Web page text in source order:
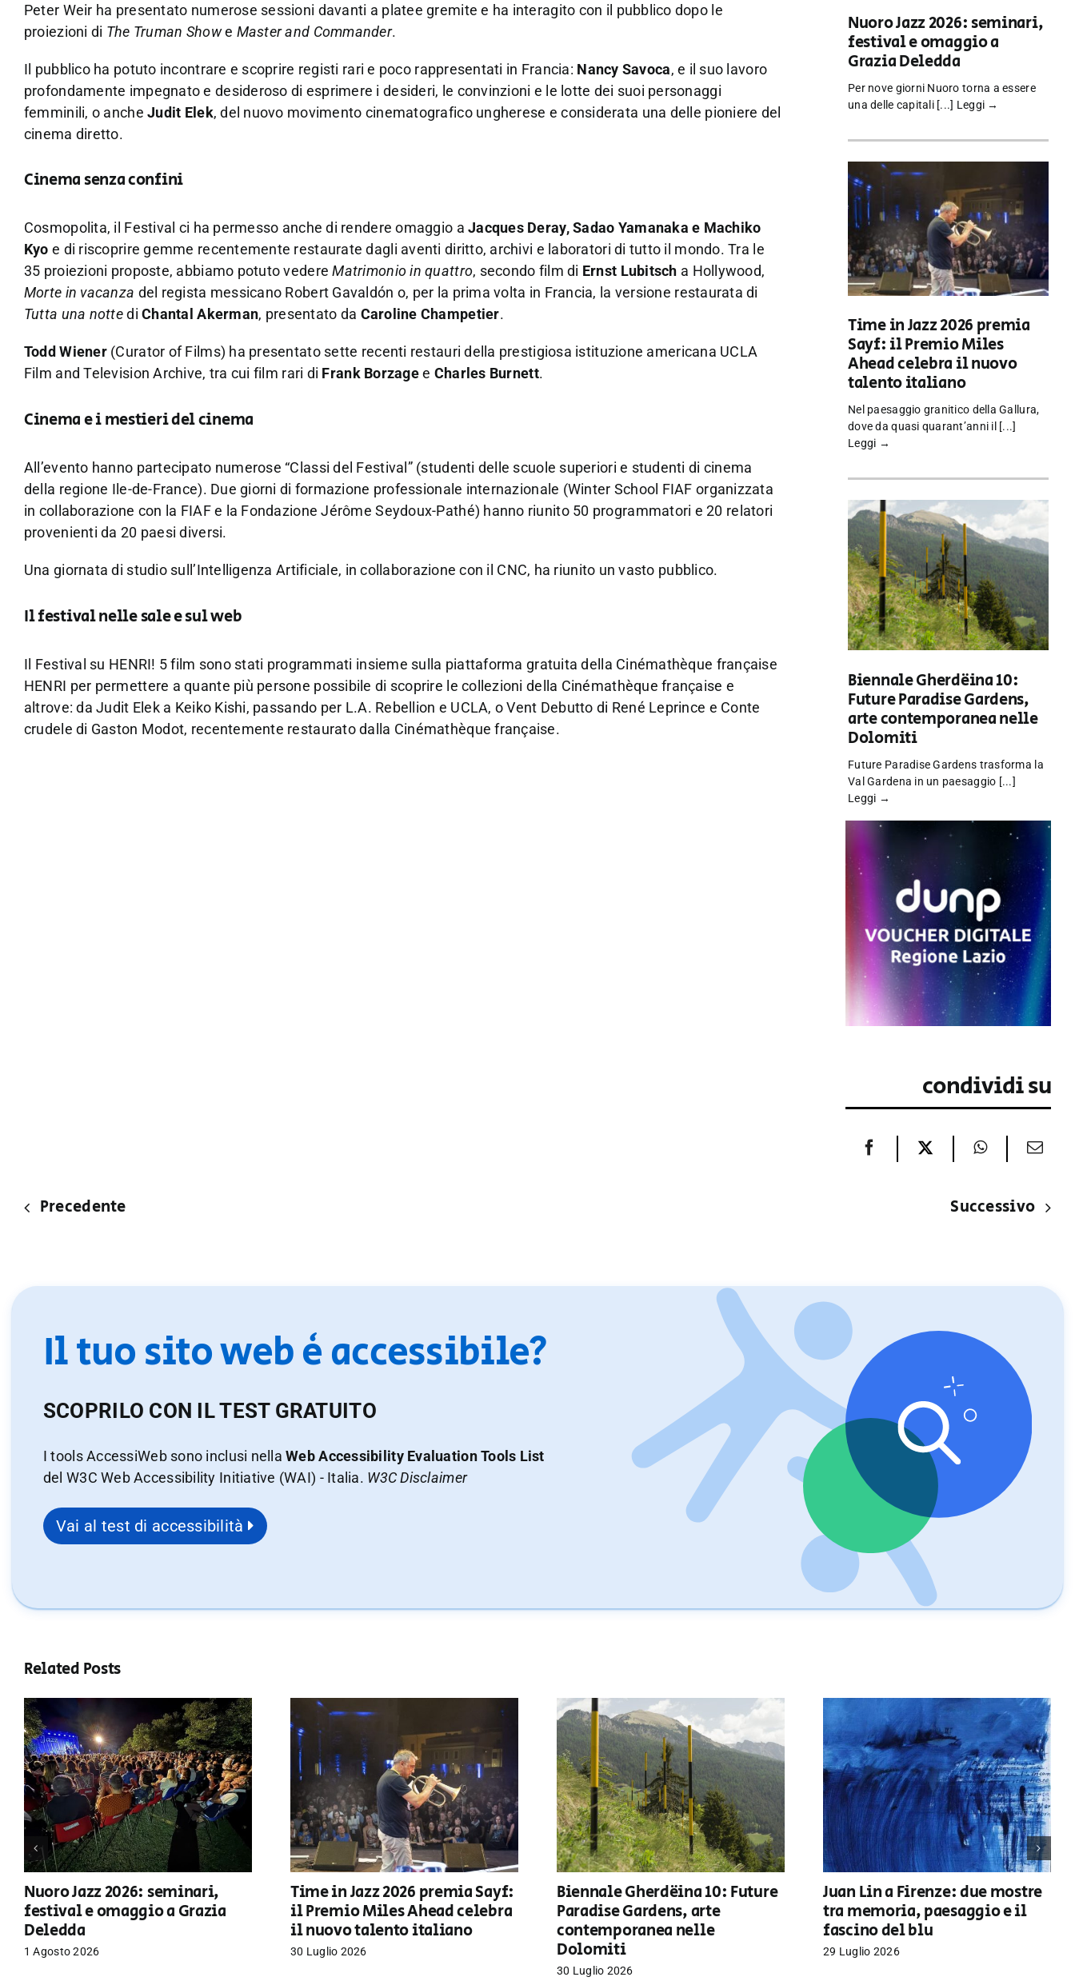
Peter Weir ha presentato numerose sessioni davanti a platee gremite e ha interagito con il pubblico dopo le
proiezioni di The Truman Showe Master and Commander.
Il pubblico ha potuto incontrare e scoprire registi rari e poco rappresentati in Francia: Nancy Savoca, e il suo lavoro
profondamente impegnato e desideroso di esprimere i desideri, le convinzioni e le lotte dei suoi personaggi
femminili, o ancheJudit Elek, del nuovo movimento cinematografico ungherese e considerata una delle pioniere del
cinema diretto.
Cinema senza confini
Cosmopolita, il Festival ci ha permesso anche di rendere omaggio aJacques Deray, Sadao Yamanaka e Machiko
Kyo e di riscoprire gemme recentemente restaurate dagli aventi diritto, archivi e laboratori di tutto il mondo. Tra le
35 proiezioni proposte, abbiamo potuto vedereMatrimonio in quattro, secondo film di Ernst Lubitsch a Hollywood,
Morte in vacanza del regista messicano Robert Gavaldón o, per la prima volta in Francia, la versione restaurata di
Tutta una nottediChantal Akerman, presentato da Caroline Champetier.
Todd Wiener(Curator of Films) ha presentato sette recenti restauri della prestigiosa istituzione americana UCLA
Film and Television Archive, tra cui film rari di Frank Borzagee Charles Burnett.
Cinema e i mestieri del cinema
All’evento hanno partecipato numerose “Classi del Festival” (studenti delle scuole superiori e studenti di cinema
della regione Ile-de-France). Due giorni di formazione professionale internazionale (Winter School FIAF organizzata
in collaborazione con la FIAF e la Fondazione Jérôme Seydoux-Pathé) hanno riunito 50 programmatori e 20 relatori
provenienti da 20 paesi diversi.
Una giornata di studio sull’Intelligenza Artificiale, in collaborazione con il CNC, ha riunito un vasto pubblico.
Il festival nelle sale e sul web
Il Festival su HENRI! 5 film sono stati programmati insieme sulla piattaforma gratuita della Cinémathèque française
HENRI per permettere a quante più persone possibile di scoprire le collezioni della Cinémathèque française e
altrove: da Judit Elek a Keiko Kishi, passando per L.A. Rebellion e UCLA, o Vent Debutto di René Leprince e Conte
crudele di Gaston Modot, recentemente restaurato dalla Cinémathèque française.
Nuoro Jazz 2026: seminari,
festival e omaggio a
Grazia Deledda
Per nove giorni Nuoro torna a essere
una delle capitali [...] Leggi →
Time in Jazz 2026 premia
Sayf: il Premio Miles
Ahead celebra il nuovo
talento italiano
Nel paesaggio granitico della Gallura,
dove da quasi quarant’anni il [...]
Leggi →
Biennale Gherdëina 10:
Future Paradise Gardens,
arte contemporanea nelle
Dolomiti
Future Paradise Gardens trasforma la
Val Gardena in un paesaggio [...]
Leggi →
condividi su
Precedente Successivo
Il tuo sito web è accessibile?
SCOPRILO CON IL TEST GRATUITO
I tools AccessiWeb sono inclusi nellaWeb Accessibility Evaluation Tools List
del W3C Web Accessibility Initiative (WAI) - Italia. W3C Disclaimer
Vai al test di accessibilità
Related Posts
Nuoro Jazz 2026: seminari,
festival e omaggio a Grazia
Deledda
1 Agosto 2026
Time in Jazz 2026 premia Sayf:
il Premio Miles Ahead celebra
il nuovo talento italiano
30 Luglio 2026
Biennale Gherdëina 10: Future
Paradise Gardens, arte
contemporanea nelle
Dolomiti
30 Luglio 2026
Juan Lin a Firenze: due mostre
tra memoria, paesaggio e il
fascino del blu
29 Luglio 2026